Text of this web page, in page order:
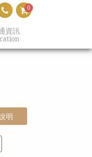
資訊
0
明